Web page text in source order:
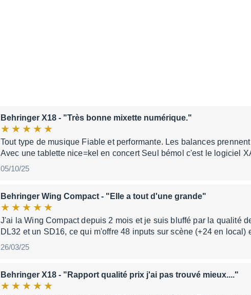
Behringer X18 - "Très bonne mixette numérique."
Tout type de musique Fiable et performante. Les balances
Avec une tablette nice=kel en concert Seul bémol c'est le logiciel
05/10/25
Behringer Wing Compact - "Elle a tout d'une grande"
J'ai la Wing Compact depuis 2 mois et je suis bluffé par la qualité
DL32 et un SD16, ce qui m'offre 48 inputs sur scène (+24 en local)
26/03/25
Behringer X18 - "Rapport qualité prix j'ai pas trouvé mieux...."